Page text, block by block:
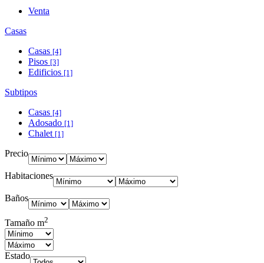
Venta
Casas
Casas [4]
Pisos [3]
Edificios [1]
Subtipos
Casas [4]
Adosado [1]
Chalet [1]
Precio
Habitaciones
Baños
Tamaño m2
Estado